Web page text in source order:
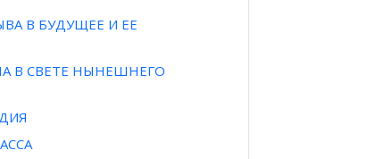
В БУДУЩЕЕ И ЕЕ
В СВЕТЕ НЫНЕШНЕГО